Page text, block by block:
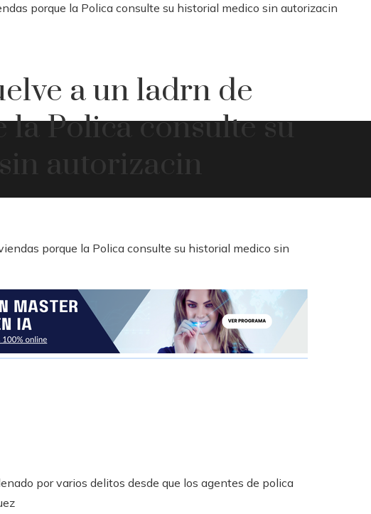
porque la Polica consulte su historial medico sin autorizacin
a un ladrn de
Polica consulte su
autorizacin
por varios delitos desde que los agentes de polica